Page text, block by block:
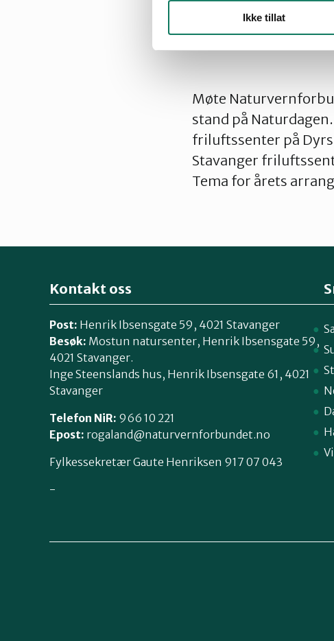
Ikke tillat
09.04.2013 09:22
Møte
stand på
friluftssenter på
Stavanger
Tema for årets
Kontakt oss
Post: Henrik Ibsensgate 59, 4021 Stavanger
Besøk: Mostun natursenter, Henrik Ibsensgate 59,
4021 Stavanger.
Inge Steenslands hus, Henrik Ibsensgate 61, 4021
Stavanger
Telefon NiR: 966 10 221
Epost: rogaland@naturvernforbundet.no
Fylkessekretær Gaute Henriksen 917 07 043
-